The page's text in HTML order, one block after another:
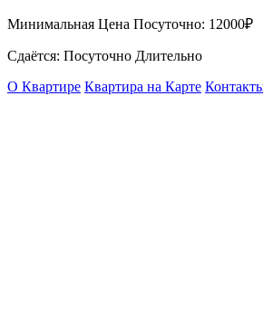
Минимальная Цена Посуточно: 12000₽
Сдаётся: Посуточно Длительно
О Квартире Квартира на Карте